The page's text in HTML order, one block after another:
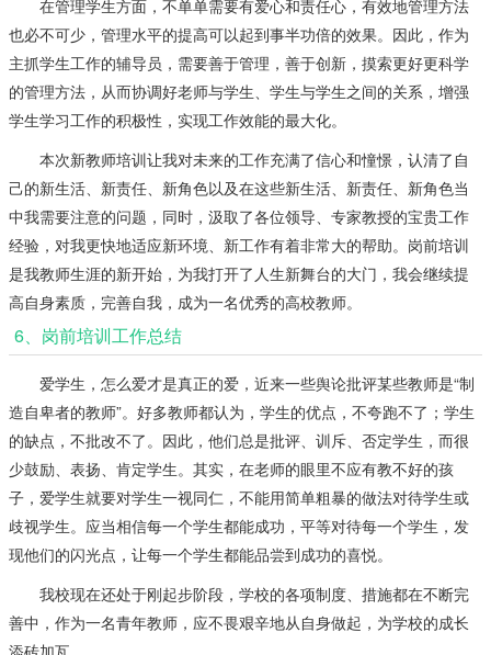
在管理学生方面，不单单需要有爱心和责任心，有效地管理方法
也必不可少，管理水平的提高可以起到事半功倍的效果。因此，作为
主抓学生工作的辅导员，需要善于管理，善于创新，摸索更好更科学
的管理方法，从而协调好老师与学生、学生与学生之间的关系，增强
学生学习工作的积极性，实现工作效能的最大化。
本次新教师培训让我对未来的工作充满了信心和憧憬，认清了自
己的新生活、新责任、新角色以及在这些新生活、新责任、新角色当
中我需要注意的问题，同时，汲取了各位领导、专家教授的宝贵工作
经验，对我更快地适应新环境、新工作有着非常大的帮助。岗前培训
是我教师生涯的新开始，为我打开了人生新舞台的大门，我会继续提
高自身素质，完善自我，成为一名优秀的高校教师。
6、岗前培训工作总结
爱学生，怎么爱才是真正的爱，近来一些舆论批评某些教师是“制
造自卑者的教师”。好多教师都认为，学生的优点，不夸跑不了；学生
的缺点，不批改不了。因此，他们总是批评、训斥、否定学生，而很
少鼓励、表扬、肯定学生。其实，在老师的眼里不应有教不好的孩
子，爱学生就要对学生一视同仁，不能用简单粗暴的做法对待学生或
歧视学生。应当相信每一个学生都能成功，平等对待每一个学生，发
现他们的闪光点，让每一个学生都能品尝到成功的喜悦。
我校现在还处于刚起步阶段，学校的各项制度、措施都在不断完
善中，作为一名青年教师，应不畏艰辛地从自身做起，为学校的成长
添砖加瓦。